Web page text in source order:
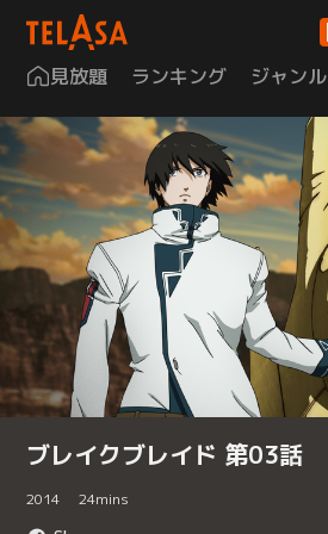
見放題 ランキング ジャンル
ブレイクブレイド 第03話
2014 24mins